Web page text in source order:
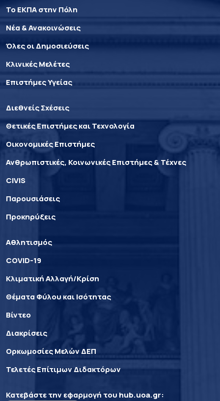
Το ΕΚΠΑ στην Πόλη
Νέα & Ανακοινώσεις
Όλες οι Δημοσιεύσεις
Κλινικές Μελέτες
Επιστήμες Υγείας
Διεθνείς Σχέσεις
Θετικές Επιστήμες και Τεχνολογία
Οικονομικές Επιστήμες
Ανθρωπιστικές, Κοινωνικές Επιστήμες & Τέχνες
CIVIS
Παρουσιάσεις
Προκηρύξεις
Αθλητισμός
COVID-19
Κλιματική Αλλαγή/Κρίση
Θέματα Φύλου και Ισότητας
Βίντεο
Διακρίσεις
Ορκωμοσίες Μελών ΔΕΠ
Τελετές Επίτιμων Διδακτόρων
Κατεβάστε την εφαρμογή του hub.uoa.gr: